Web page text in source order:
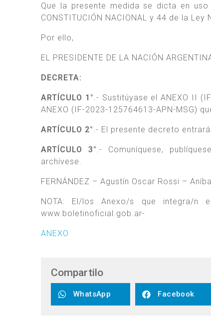
Que la presente medida se dicta en
CONSTITUCIÓN NACIONAL y 44 de la
Por ello,
EL PRESIDENTE DE LA NACIÓN
DECRETA:
ARTÍCULO 1° .- Sustitúyase el ANEXO II
ANEXO (IF-2023-125764613-APN-MSG)
ARTÍCULO 2° .- El presente decreto
ARTÍCULO 3° .- Comuníquese,
archívese.
FERNÁNDEZ – Agustín Oscar Rossi –
NOTA: El/los Anexo/s que integra/
www.boletinoficial.gob.ar-
ANEXO
Compartilo
WhatsApp Facebook